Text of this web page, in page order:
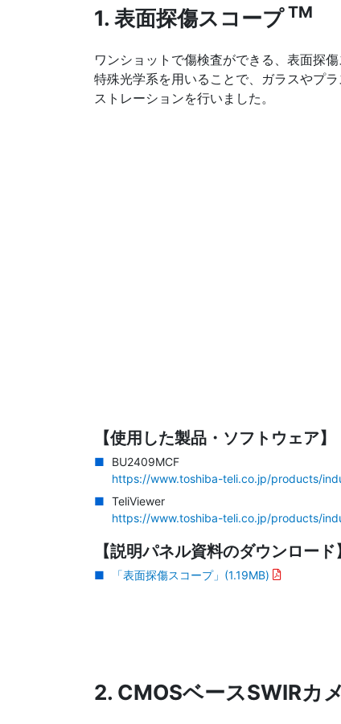
1. 表面探傷スコープTM
ワンショットで傷検査ができる、表面探
特殊光学系を用いることで、ガラスやプ
ストレーションを行いました。
【使用した製品・ソフトウェア】
BU2409MCF
https://www.toshiba-teli.co.jp/products/
TeliViewer
https://www.toshiba-teli.co.jp/products/
【説明パネル資料のダウンロード】
「表面探傷スコープ」 (1.19MB)
2. CMOSベースSWIRカ